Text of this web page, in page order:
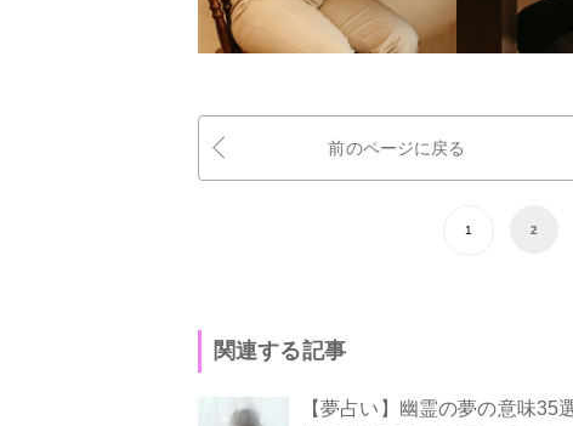
前のページに戻る
1 2
関連する記事
【夢占い】幽霊の夢の意味35